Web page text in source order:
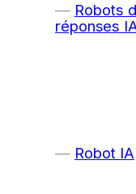
Robots
réponses
Robot IA